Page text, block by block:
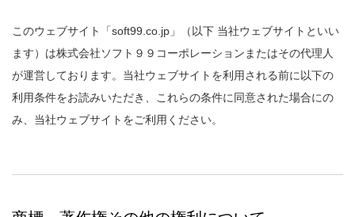
このウェブサイト「soft99.co.jp」（以下 当社ウェブサイトといい
ます）は株式会社ソフト９９コーポレーションまたはその代理人
が運営しております。当社ウェブサイトを利用される前に以下の
利用条件をお読みいただき、これらの条件に同意された場合にの
み、当社ウェブサイトをご利用ください。